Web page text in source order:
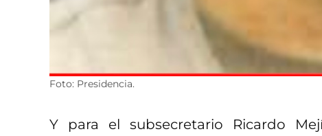
Foto: Presidencia.
Y para el subsecretario Ricardo